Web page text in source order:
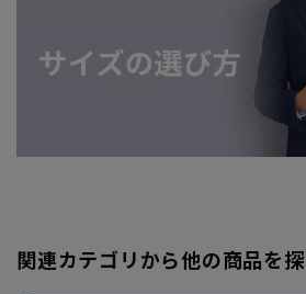
関連カテゴリから他の商品を